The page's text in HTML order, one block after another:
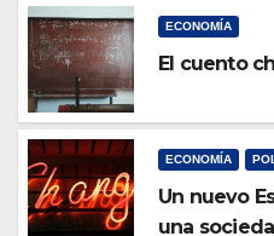
ECONOMÍA
El cuento
ECONOMÍA
Un nuevo
una